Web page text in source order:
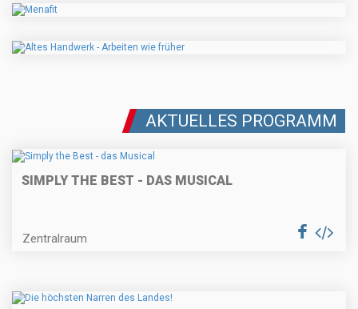
AKTUELLES PROGRAMM
SIMPLY THE BEST - DAS MUSICAL
Zentralraum